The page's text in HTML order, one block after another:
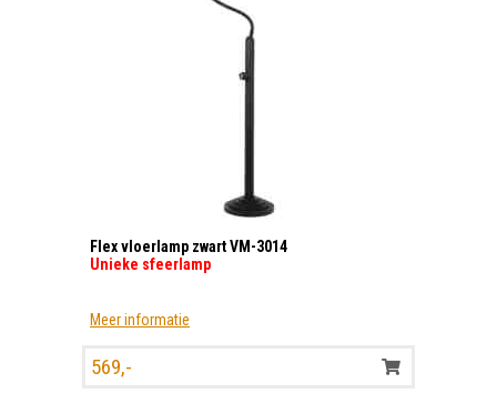
Flex vloerlamp zwart VM-3014
Unieke sfeerlamp
Meer informatie
569,-